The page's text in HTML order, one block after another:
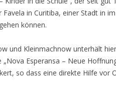
2017
2017
in Curitiba, einer Stadt in im
können.
und Kleinmachnow unterhält
Esperansa – Neue
so dass eine direkte Hilfe vor